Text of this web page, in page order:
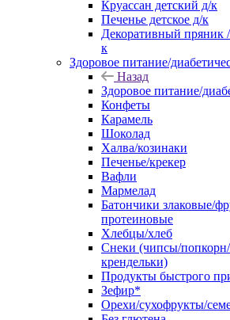
Круассан детский д/к
Печенье детское д/к
Декоративный пряник
к
Здоровое питание/
Назад
Здоровое питание/
Конфеты
Карамель
Шоколад
Халва/козинаки
Печенье/крекер
Вафли
Мармелад
Батончики злаковые/
протеиновые
Хлебцы/хлеб
Снеки (чипсы/
крендельки)
Продукты быстрого
Зефир*
Орехи/сухофрукты/